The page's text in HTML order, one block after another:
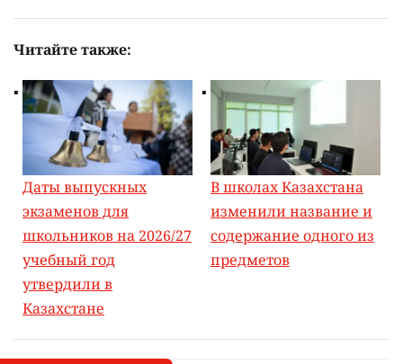
Читайте также:
Даты выпускных
экзаменов для
школьников на 2026/27
учебный год
утвердили в
Казахстане
В школах Казахстана
изменили название и
содержание одного из
предметов